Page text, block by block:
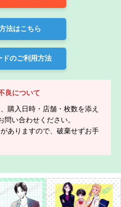
法はこちら
ドのご利用方法
良について
購入日時・店舗・枚数を添え
問い合わせください。
ありますので、破棄せずお手